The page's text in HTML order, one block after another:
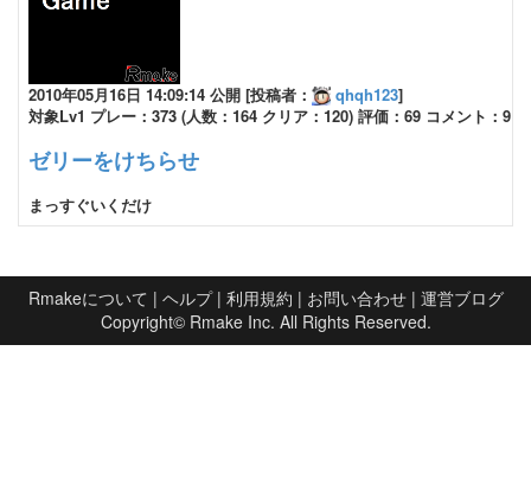
2010年05月16日 14:09:14 公開 [投稿者： qhqh123]
対象Lv1 プレー：373 (人数：164 クリア：120) 評価：69 コメント：9
ゼリーをけちらせ
まっすぐいくだけ
Rmakeについて | ヘルプ| 利用規約 | お問い合わせ| 運営ブログ
Copyright© Rmake Inc. All Rights Reserved.